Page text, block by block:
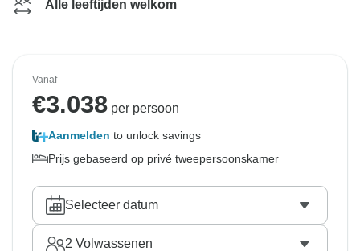
Alle leeftijden welkom
Vanaf
€3.038 per persoon
Aanmelden to unlock savings
Prijs gebaseerd op privé tweepersoonskamer
Selecteer datum
2 Volwassenen